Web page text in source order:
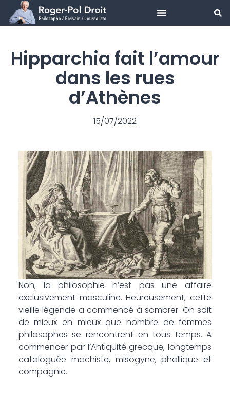
Aller
contenu
Hipparchia fait l’amour
dans les rues
d’Athènes
15/07/2022
Non, la philosophie n’est pas une affaire
exclusivement masculine. Heureusement, cette
vieille légende a commencé à sombrer. On sait
de mieux en mieux que nombre de femmes
philosophes se rencontrent en tous temps. A
commencer par l’Antiquité grecque, longtemps
cataloguée machiste, misogyne, phallique et
compagnie.